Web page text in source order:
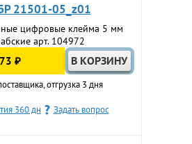
21501-05_z01
цифровые клейма 5 мм
арт. 104972
₽
отгрузка 3 дня
360 дн Задать вопрос